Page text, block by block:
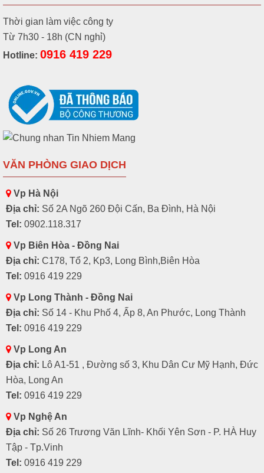
Thời gian làm việc công ty
Từ 7h30 - 18h (CN nghỉ)
Hotline: 0916 419 229
VĂN PHÒNG GIAO DỊCH
Vp Hà Nội
Địa chỉ: Số 2A Ngõ 260 Đội Cấn, Ba Đình, Hà Nội
Tel: 0902.118.317
Vp Biên Hòa - Đồng Nai
Địa chỉ: C178, Tổ 2, Kp3, Long Bình,Biên Hòa
Tel: 0916 419 229
Vp Long Thành - Đồng Nai
Địa chỉ: Số 14 - Khu Phố 4, Ấp 8, An Phước, Long Thành
Tel: 0916 419 229
Vp Long An
Địa chỉ: Lô A1-51 , Đường số 3, Khu Dân Cư Mỹ Hạnh, Đức
Hòa, Long An
Tel: 0916 419 229
Vp Nghệ An
Địa chỉ: Số 26 Trương Văn Lĩnh- Khối Yên Sơn - P. HÀ Huy
Tập - Tp.Vinh
Tel: 0916 419 229